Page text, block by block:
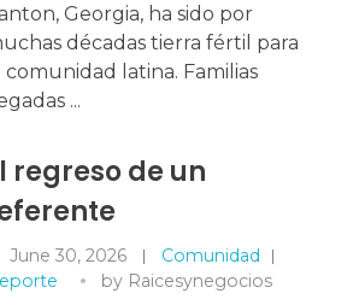
Georgia, ha sido por
décadas tierra fértil para
comunidad latina. Familias
...
regreso de un
June 30, 2026
Comunidad
by Raicesynegocios